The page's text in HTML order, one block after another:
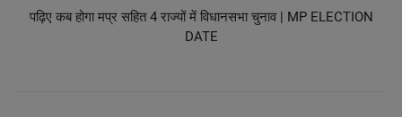
पढ़िए कब होगा मप्र सहित 4 राज्यों में विधानसभा चुनाव | MP ELECTION
DATE